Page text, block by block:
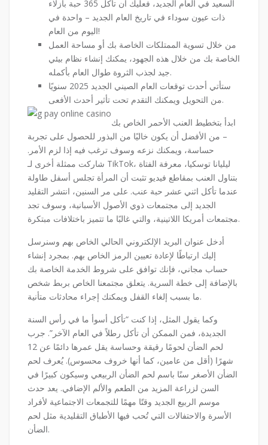
السعيد في العام الجديد، فعليك أن تأكل 365 حبة بازلاء
ذات عيون سوداء في تاريخ العام الجديد – واحدة في
اليوم من العام!
من خلال تسوية الممتلكات الخاصة بك أو مساحة العمل
الخاصة بك من خلال هذه الجهود، يمكنك إنشاء نظام بيئي
جيد لجذب الثروة طوال العام بأكمله.
ستأتي أحدث توقعات العام الصيني الجديد 2025 سنويًا
من التحويل ويمكنك التقدم تحت تأثير أحدث الأفعى.
ابدأ بتخطيط العنب الأحمر الخاص بك
– من الأفضل أن يكون خاليًا من البذور للحصول على تجربة
حساسة، ويمكنك نزعه وسوف ترغب فيه إذا لزم الأمر.
شاركت ممثلة أخرى لـ TikTok، ليليانا توسكيا، معرفة الفتاة
بتناول العنب بمقاطع فيديو تثبت أن المرأة تجلس أسفل طاولة
عندما تأكل اثني عشر حبة عنب. على مر السنين، انتشر التقليد
الجديد إلى مجتمعات ذوي الأصول الأسبانية، وسوف تجد
مجتمعات أمريكا اللاتينية، والتي غالبًا ما تتميز باختلافات مبتكرة.
أدخل عنوان البريد الإلكتروني الحالي الخاص بهم وسنرسل
إليك ارتباطًا لإعادة تعيين الرمز الخاص بهم. بمجرد إنشاء
حساب مجاني، فإنك توافق على شروط الخدمة الخاصة بك
بالإضافة إلى خطة السرية. يتعلق مجتمعنا الخاص بربط شخص
ما بسبب إلغاء القفل ويمكنك إجراء محادثات متأنية.
وكما يقول المثل، إذا كنت “تأكل أسوأ ما في رأس السنة
الجديدة، فمن الممكن أن تأكل رطلاً في العام الآخر”. جرب
لحم الضأن لحومًا رقيقة وحساسة يقل عمرها دائمًا عن 12
شهرًا (أقل من عامين، كما أنها خروف محسوس). يُعرف لحم
الضأن الأصغر سنًا باسم لحم الضأن الربيعي وسيكون كبيرًا في
السن لزراعة المزيد من الطعم والألم الإضافي. يعد حدث
موسم الربيع الجديد وقتًا مهمًا للتجمعات الاجتماعية لأفراد
الأسرة والاحتفالات التي تُحب فيها الأطباق التقليدية مثل لحم
الضأن.